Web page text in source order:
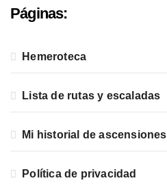
Páginas:
Hemeroteca
Lista de rutas y escaladas
Mi historial de ascensiones
Política de privacidad